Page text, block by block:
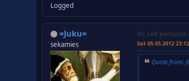
Logged
=Juku=
sekamies
Vs: Led peruutus
Sat 05.05.2012
Quote from: